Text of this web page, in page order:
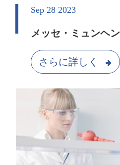
Sep 28 2023
メッセ・ミュンヘン
さらに詳しく